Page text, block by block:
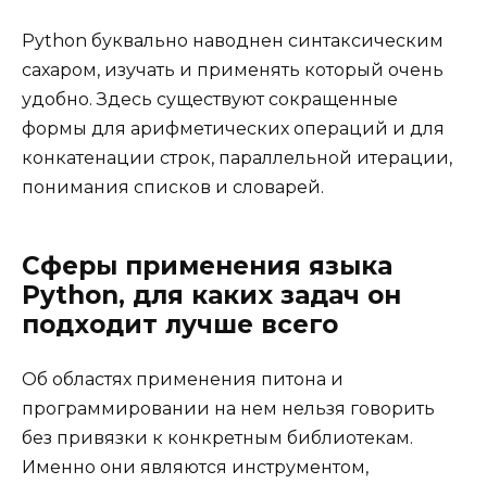
Python буквально наводнен синтаксическим
сахаром, изучать и применять который очень
удобно. Здесь существуют сокращенные
формы для арифметических операций и для
конкатенации строк, параллельной итерации,
понимания списков и словарей.
Сферы применения языка
Python, для каких задач он
подходит лучше всего
Об областях применения питона и
программировании на нем нельзя говорить
без привязки к конкретным библиотекам.
Именно они являются инструментом,